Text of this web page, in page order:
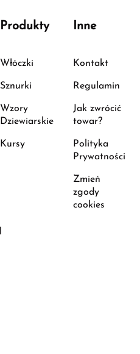
Produkty
Włóczki
Sznurki
Wzory
Dziewiarskie
Kursy
Inne
Kontakt
Regulamin
Jak zwrócić
towar?
Polityka
Prywatności
Zmień
zgody
cookies